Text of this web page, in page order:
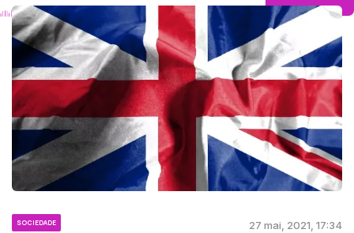
SOCIEDADE 27 mai, 2021, 17:34